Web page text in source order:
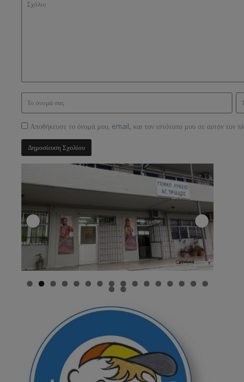
Αποθήκευσε το όνομά μου, email, και τον ιστότοπο μου σε αυτόν τον